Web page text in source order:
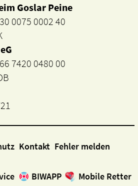
Goslar Peine
0075 0002 40
7420 0480 00
Kontakt Fehler melden
BIWAPP Mobile Retter